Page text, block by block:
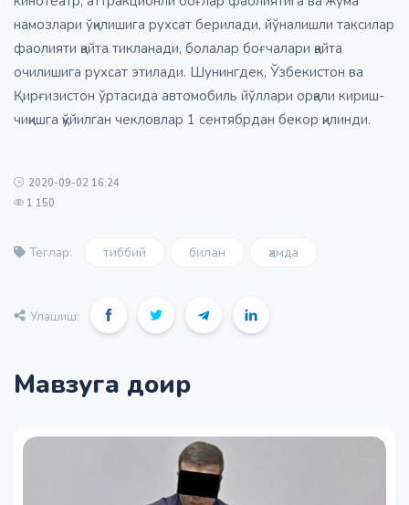
намозлари ўқилишига рухсат берилади, йўналишли таксилар
фаолияти қайта тикланади, болалар боғчалари қайта
очилишига рухсат этилади. Шунингдек, Ўзбекистон ва
Қирғизистон ўртасида автомобиль йўллари орқали кириш-
чиқишга қўйилган чекловлар 1 сентябрдан бекор қилинди.
2020-09-02 16:24
1 150
Теглар: тиббий билан ҳамда
Улашиш:
Мавзуга доир